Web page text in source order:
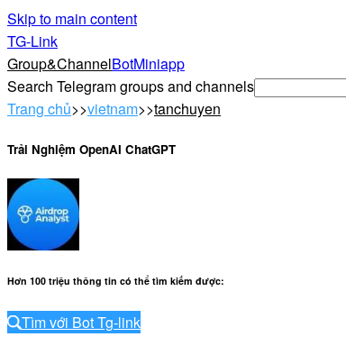
Skip to main content
TG-Link
Group&ChannelBotMiniapp
Search Telegram groups and channels
Trang chủ>>vietnam>>tanchuyen
Trải Nghiệm OpenAI ChatGPT
Hơn 100 triệu thông tin có thể tìm kiếm được:
Tìm với Bot Tg-link